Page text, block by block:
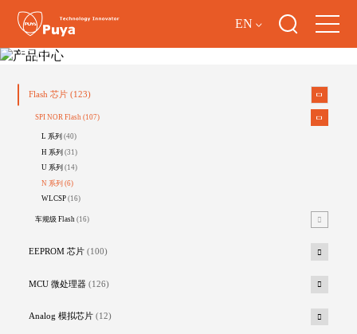
EN
产品中心
Flash 芯片 (123)
SPI NOR Flash(107)
L 系列(40)
H 系列(31)
U 系列(14)
N 系列(6)
WLCSP(16)
车规级 Flash(16)
EEPROM 芯片 (100)
MCU 微处理器 (126)
Analog 模拟芯片 (12)